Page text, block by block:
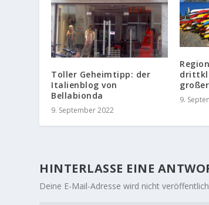
Toller Geheimtipp: der
Italienblog von
Bellabionda
9. September 2022
9.
HINTERLASSE EINE
Deine E-Mail-Adresse wird nicht